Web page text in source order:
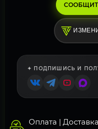
✦ ПОДПИШИСЬ И
Оплата | Доставка